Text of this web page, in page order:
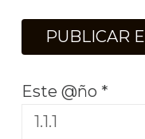
Este @ño *